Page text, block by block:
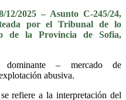
2025 – Asunto C-245/24,
por el Tribunal de lo
de la Provincia de Sofia,
– mercado de
abusiva.
refiere a la interpretación del